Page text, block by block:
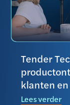
Tender
klanten
Lees verder